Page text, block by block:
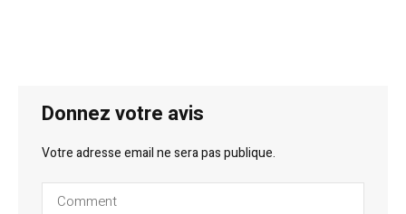
Donnez votre avis
Votre adresse email ne sera pas publique.